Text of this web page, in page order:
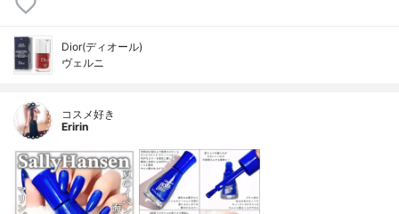
Dior(ディオール)
ヴェルニ
コスメ好き
Eririn